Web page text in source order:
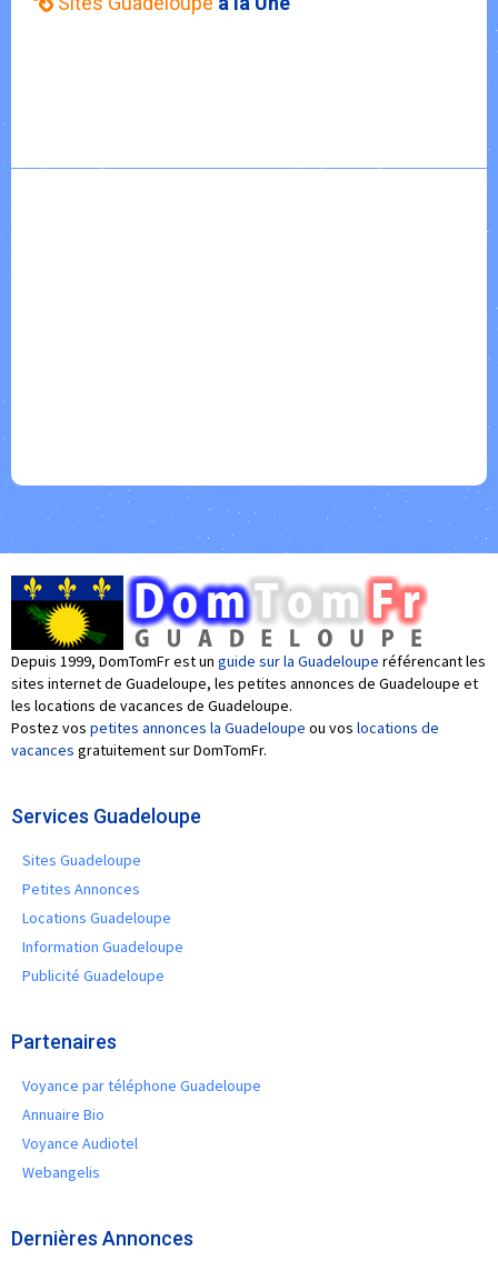
Depuis 1999, DomTomFr est un guide sur la Guadeloupe référencant les
sites internet de Guadeloupe, les petites annonces de Guadeloupe et
les locations de vacances de Guadeloupe.
Postez vos petites annonces la Guadeloupe ou vos locations de
vacances gratuitement sur DomTomFr.
Services Guadeloupe
Sites Guadeloupe
Petites Annonces
Locations Guadeloupe
Information Guadeloupe
Publicité Guadeloupe
Partenaires
Voyance par téléphone Guadeloupe
Annuaire Bio
Voyance Audiotel
Webangelis
Dernières Annonces